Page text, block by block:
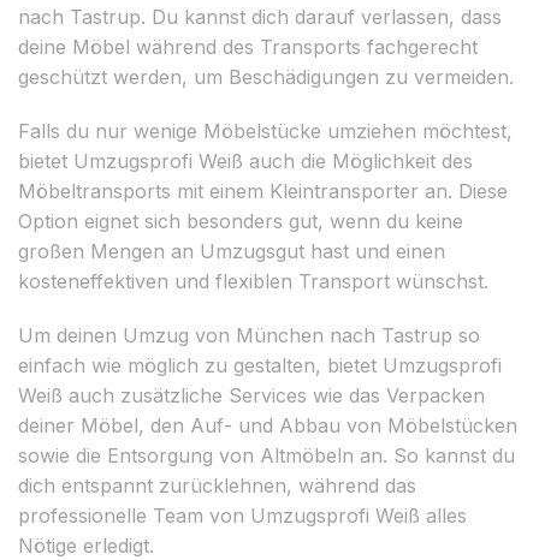
nach Tastrup. Du kannst dich darauf verlassen, dass
deine Möbel während des Transports fachgerecht
geschützt werden, um Beschädigungen zu vermeiden.
Falls du nur wenige Möbelstücke umziehen möchtest,
bietet Umzugsprofi Weiß auch die Möglichkeit des
Möbeltransports mit einem Kleintransporter an. Diese
Option eignet sich besonders gut, wenn du keine
großen Mengen an Umzugsgut hast und einen
kosteneffektiven und flexiblen Transport wünschst.
Um deinen Umzug von München nach Tastrup so
einfach wie möglich zu gestalten, bietet Umzugsprofi
Weiß auch zusätzliche Services wie das Verpacken
deiner Möbel, den Auf- und Abbau von Möbelstücken
sowie die Entsorgung von Altmöbeln an. So kannst du
dich entspannt zurücklehnen, während das
professionelle Team von Umzugsprofi Weiß alles
Nötige erledigt.